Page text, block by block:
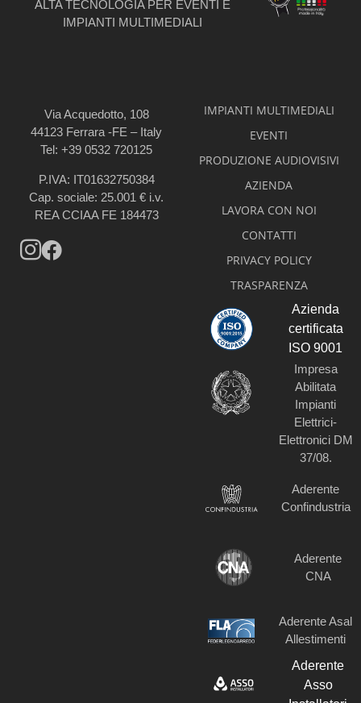
ALTA TECNOLOGIA PER EVENTI E
IMPIANTI MULTIMEDIALI
Via Acquedotto, 108
44123 Ferrara -FE – Italy
Tel: +39 0532 720125
P.IVA: IT01632750384
Cap. sociale: 25.001 € i.v.
REA CCIAA FE 184473
IMPIANTI MULTIMEDIALI
EVENTI
PRODUZIONE AUDIOVISIVI
AZIENDA
LAVORA CON NOI
CONTATTI
PRIVACY POLICY
TRASPARENZA
Azienda
certificata
ISO 9001
Impresa
Abilitata
Impianti
Elettrici-
Elettronici DM
37/08.​
Aderente
Confindustria
Aderente
CNA
Aderente Asal
Allestimenti
Aderente
Asso